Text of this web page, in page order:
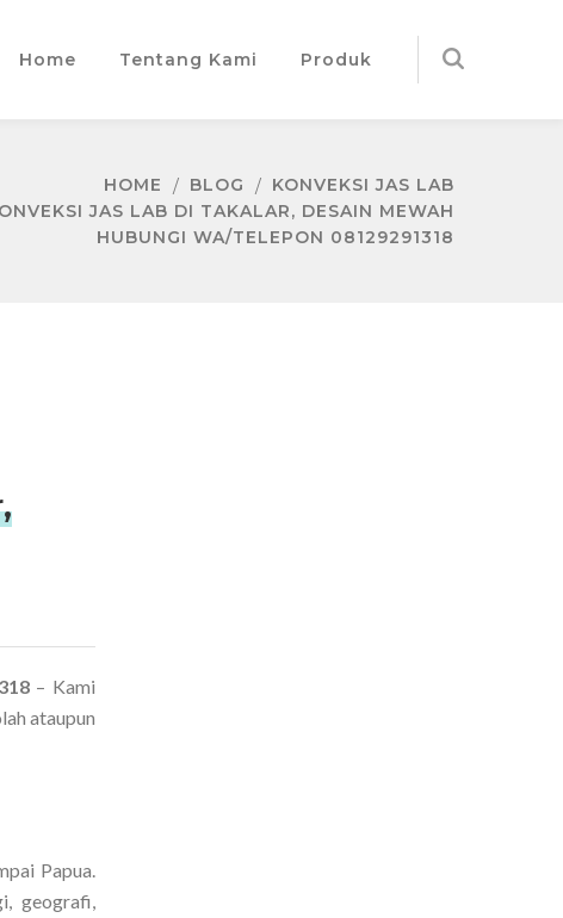
Home Tentang Kami Produk
HOME BLOG
KONVEKSI JAS LAB
JAS LAB DI TAKALAR, DESAIN MEWAH
HUBUNGI WA/TELEPON 08129291318
– Kami
ataupun
Papua.
geografi,